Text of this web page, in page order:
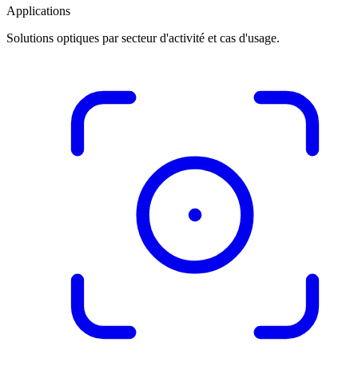
Applications
Solutions optiques par secteur d'activité et cas d'usage.